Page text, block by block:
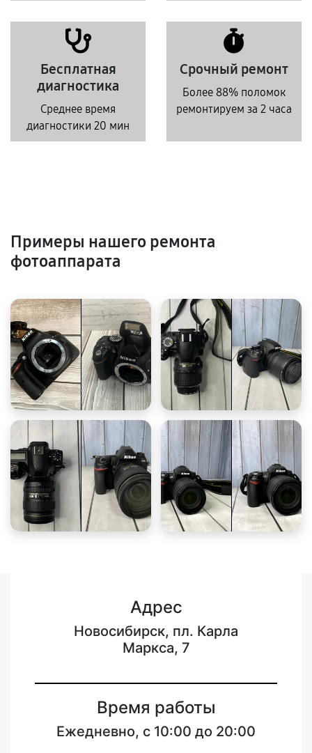
Бесплатная
диагностика
Среднее время
диагностики 20 мин
Срочный ремонт
Более 88% поломок
ремонтируем за 2 часа
Примеры нашего ремонта
фотоаппарата
Адрес
Новосибирск, пл. Карла
Маркса, 7
Время работы
Ежедневно, с 10:00 до 20:00